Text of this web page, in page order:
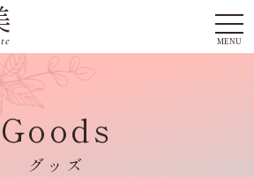
MENU
Goods
グッズ